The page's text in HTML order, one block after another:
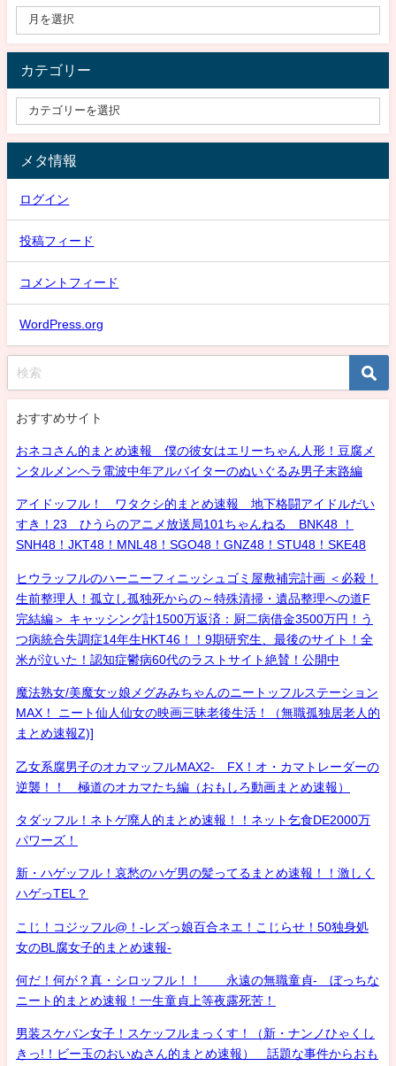
カテゴリー
メタ情報
ログイン
投稿フィード
コメントフィード
WordPress.org
おすすめサイト
おネコさん的まとめ速報 僕の彼女はエリーちゃん人形！豆腐メ
ンタルメンヘラ電波中年アルバイターのぬいぐるみ男子末路編
アイドッフル！ ワタクシ的まとめ速報 地下格闘アイドルだい
すき！23 ひうらのアニメ放送局101ちゃんねる BNK48 ！
SNH48！JKT48！MNL48！SGO48！GNZ48！STU48！SKE48
ヒウラッフルのハーニーフィニッシュゴミ屋敷補完計画 ＜必殺！
生前整理人！孤立し孤独死からの～特殊清掃・遺品整理への道F
完結編＞ キャッシング計1500万返済：厨二病借金3500万円！う
つ病統合失調症14年生HKT46！！9期研究生、最後のサイト！全
米が泣いた！認知症鬱病60代のラストサイト絶賛！公開中
魔法熟女/美魔女ッ娘メグみみちゃんのニートッフルステーション
MAX！ ニート仙人仙女の映画三昧老後生活！（無職孤独居老人的
まとめ速報Z)]
乙女系腐男子のオカマッフルMAX2- FX！オ・カマトレーダーの
逆襲！！ 極道のオカマたち編（おもしろ動画まとめ速報）
タダッフル！ネトゲ廃人的まとめ速報！！ネット乞食DE2000万
パワーズ！
新・ハゲッフル！哀愁のハゲ男の髪ってるまとめ速報！！激しく
ハゲっTEL？
こじ！コジッフル@！-レズっ娘百合ネエ！こじらせ！50独身処
女のBL腐女子的まとめ速報-
何だ！何が？真・シロッフル！！ 永遠の無職童貞- ぼっちな
ニート的まとめ速報！一生童貞上等夜露死苦！
男装スケバン女子！スケッフルまっくす！（新・ナンノひゃくし
きっ!！ビー玉のおいぬさん的まとめ速報） 話題な事件からおも